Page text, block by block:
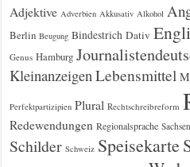
Adjektive Adverbien Akkusativ Alkohol
Berlin Beugung Bindestrich Dativ
Genus Hamburg
KleinanzeigenLebensmittel
Perfektpartizipien Plural Rechtschreibreform
Redewendungen Regionalsprache Sachsen
Schilder Schweiz Speisekarte